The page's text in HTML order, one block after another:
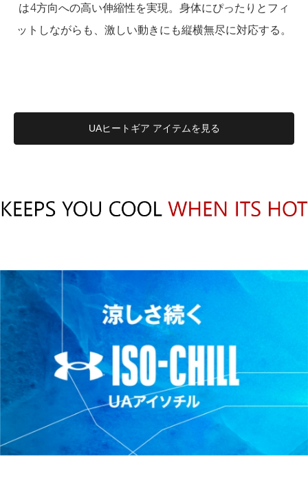
は4方向への高い伸縮性を実現。身体にぴったりとフィ
ットしながらも、激しい動きにも縦横無尽に対応する。
UAヒートギア アイテムを見る